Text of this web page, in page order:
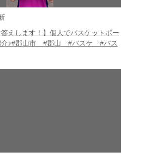
答えします！】個人でバスケットボー
介♪#郡山市 #郡山 #バスケ #バス